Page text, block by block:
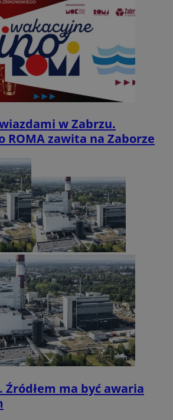
w Zabrzu.
ROMA zawita na Zaborze
Źródłem ma być awaria